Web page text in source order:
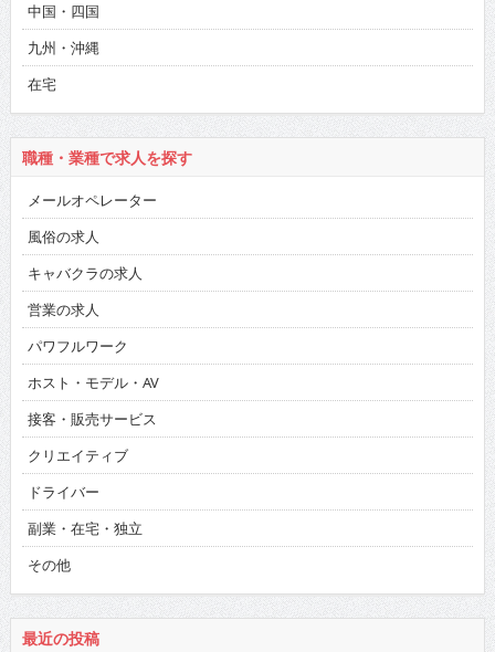
中国・四国
九州・沖縄
在宅
職種・業種で求人を探す
メールオペレーター
風俗の求人
キャバクラの求人
営業の求人
パワフルワーク
ホスト・モデル・AV
接客・販売サービス
クリエイティブ
ドライバー
副業・在宅・独立
その他
最近の投稿